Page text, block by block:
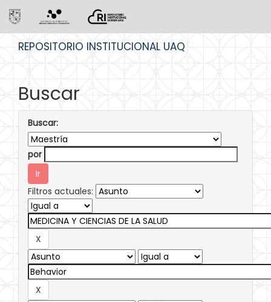
REPOSITORIO INSTITUCIONAL UAQ
Buscar
Buscar:
por
Filtros actuales: